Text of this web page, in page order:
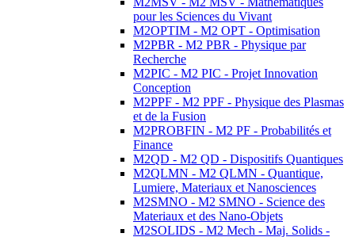
pour les Sciences du Vivant
M2OPTIM - M2 OPT - Optimisation
M2PBR - M2 PBR - Physique par
Recherche
M2PIC - M2 PIC - Projet Innovation
Conception
M2PPF - M2 PPF - Physique des Plasmas
et de la Fusion
M2PROBFIN - M2 PF - Probabilités et
Finance
M2QD - M2 QD - Dispositifs Quantiques
M2QLMN - M2 QLMN - Quantique,
Lumiere, Materiaux et Nanosciences
M2SMNO - M2 SMNO - Science des
Materiaux et des Nano-Objets
M2SOLIDS - M2 Mech - Maj. Solids -